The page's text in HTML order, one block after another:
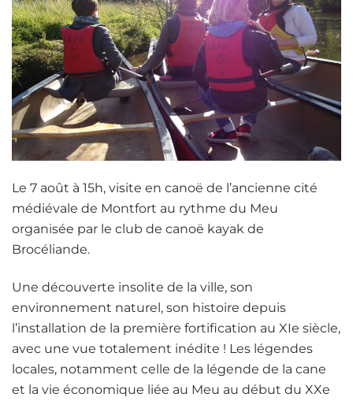
Le 7 août à 15h, visite en canoë de l’ancienne cité
médiévale de Montfort au rythme du Meu
organisée par le club de canoë kayak de
Brocéliande.
Une découverte insolite de la ville, son
environnement naturel, son histoire depuis
l’installation de la première fortification au XIe siècle,
avec une vue totalement inédite ! Les légendes
locales, notamment celle de la légende de la cane
et la vie économique liée au Meu au début du XXe